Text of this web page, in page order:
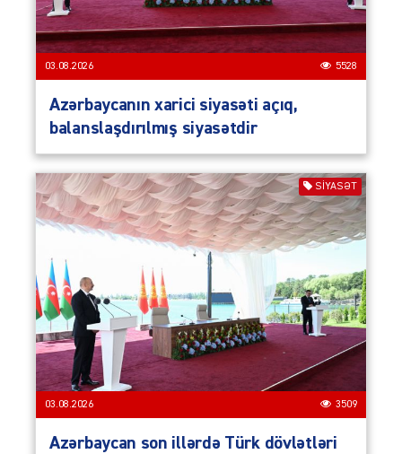
03.08.2026 5528
Azərbaycanın xarici siyasəti açıq,
balanslaşdırılmış siyasətdir
SIYASƏT
03.08.2026 3509
Azərbaycan son illərdə Türk dövlətləri